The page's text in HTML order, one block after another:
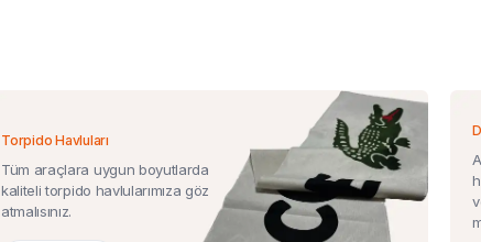
Torpido Havluları
Tüm araçlara uygun boyutlarda
kaliteli torpido havlularımıza göz
atmalısınız.